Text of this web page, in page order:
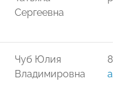
Сергеевна
Чуб Юлия
Владимировна
8-